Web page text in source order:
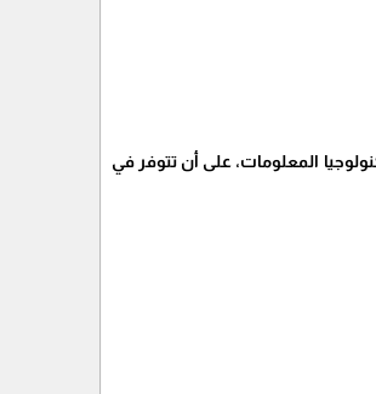
المعلومات، على أن تتوفر في